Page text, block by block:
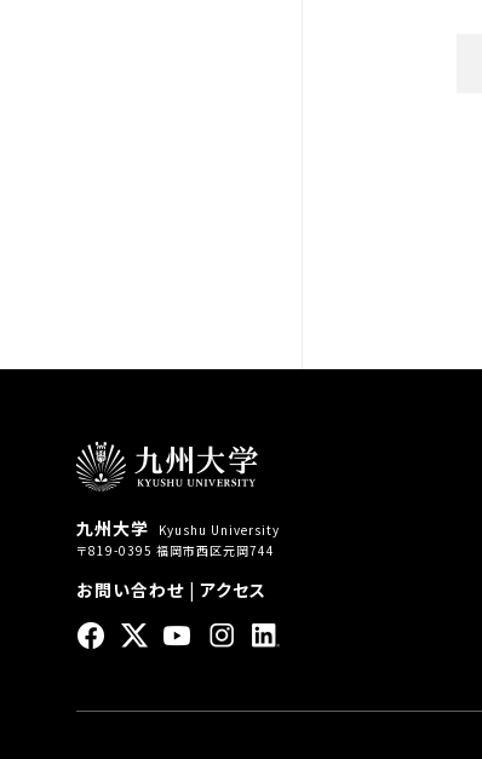
九州大学
Kyushu University
〒819-0395 福岡市西区元岡744
お問い合わせ |アクセス